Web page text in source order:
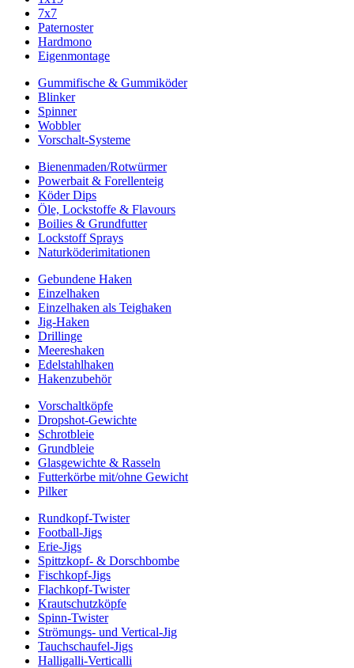
7x7
Paternoster
Hardmono
Eigenmontage
Gummifische & Gummiköder
Blinker
Spinner
Wobbler
Vorschalt-Systeme
Bienenmaden/Rotwürmer
Powerbait & Forellenteig
Köder Dips
Öle, Lockstoffe & Flavours
Boilies & Grundfutter
Lockstoff Sprays
Naturköderimitationen
Gebundene Haken
Einzelhaken
Einzelhaken als Teighaken
Jig-Haken
Drillinge
Meereshaken
Edelstahlhaken
Hakenzubehör
Vorschaltköpfe
Dropshot-Gewichte
Schrotbleie
Grundbleie
Glasgewichte & Rasseln
Futterkörbe mit/ohne Gewicht
Pilker
Rundkopf-Twister
Football-Jigs
Erie-Jigs
Spittzkopf- & Dorschbombe
Fischkopf-Jigs
Flachkopf-Twister
Krautschutzköpfe
Spinn-Twister
Strömungs- und Vertical-Jig
Tauchschaufel-Jigs
Halligalli-Verticalli